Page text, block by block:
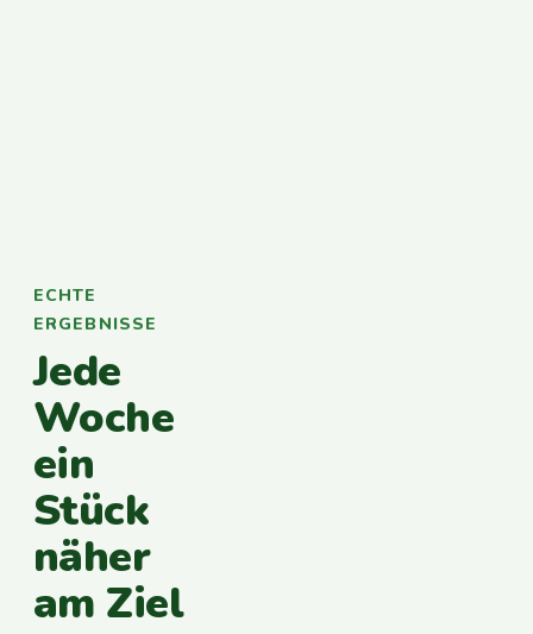
ECHTE
ERGEBNISSE
Jede
Woche
ein
Stück
näher
am Ziel